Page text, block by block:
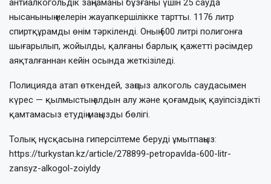
антиалкогольдік заңнаманы бұзғаны үшін 25 сауда
нысанының иелерін жауапкершілікке тартты. 1176 литр
спиртқұрамды өнім тәркіленді. Оның 600 литрі полигонға
шығарылып, жойылды, қалғаны барлық қажетті рәсімдер
аяқталғаннан кейін осында жеткізіледі.
Полицияда атап өткендей, заңсыз алкоголь саудасымен
күрес — қылмыстың алдын алу және қоғамдық қауіпсіздікті
қамтамасыз етудің маңызды бөлігі.
Толық нұсқасына гиперсілтеме беруді ұмытпаңыз:
https://turkystan.kz/article/278899-petropavlda-600-litr-
zansyz-alkogol-zoiyldy